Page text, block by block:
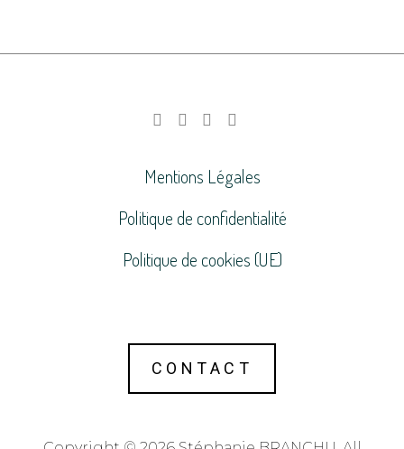
Mentions Légales
Politique de confidentialité
Politique de cookies (UE)
CONTACT